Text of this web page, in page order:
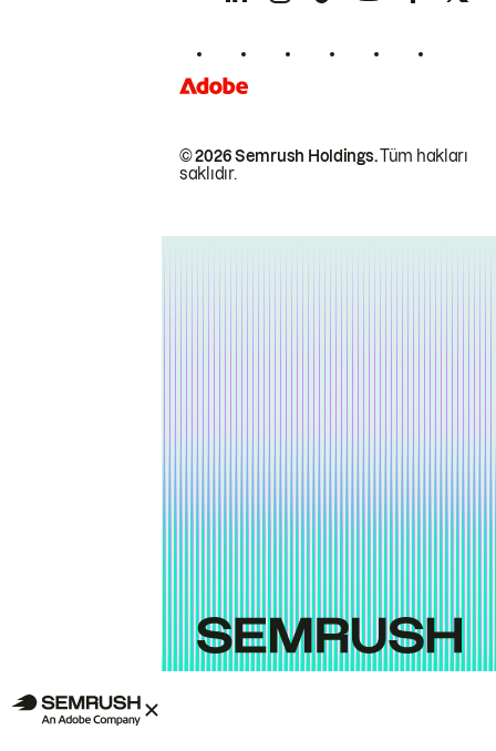
© 2026 Semrush Holdings.Tüm hakları
saklıdır.